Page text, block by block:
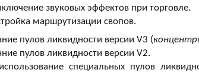
звуковых эффектов при торговле.
маршрутизации свопов.
пулов ликвидности версии V3 (
пулов ликвидности версии V2.
специальных пулов